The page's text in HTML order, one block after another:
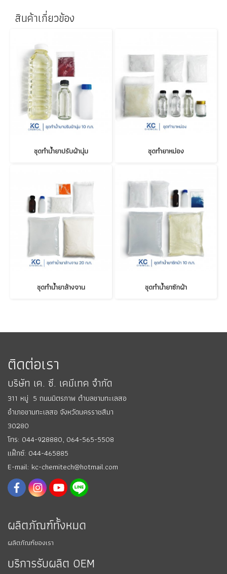
สินค้าเกี่ยวข้อง
ชุดทำน้ำยาปรับผ้านุ่ม ชุดทำยาหม่อง
ชุดทำน้ำยาล้างจาน ชุดทำน้ำยาซักผ้า
ติดต่อเรา
บริษัท เค. ซี. เคมีเทค จำกัด
311 หมู่ 5 ถนนมิตรภาพ ตำบลขามทะเลสอ
อำเภอขามทะเลสอ จังหวัดนครราชสีมา
30280
โทร: 044-928880, 064-565-5508
แฟ็กซ์: 044-465885
E-mail: kc-chemitech@hotmail.com
ผลิตภัณฑ์ทั้งหมด
ผลิตภัณฑ์ของเรา
บริการรับผลิต OEM